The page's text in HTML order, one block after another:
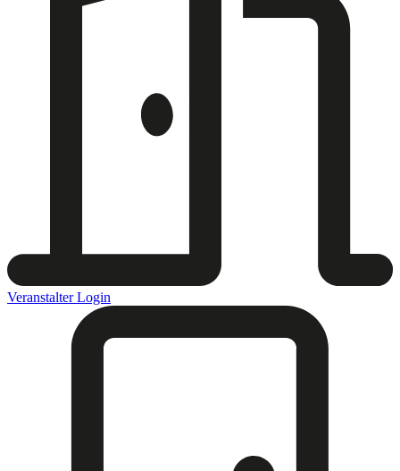
Veranstalter Login